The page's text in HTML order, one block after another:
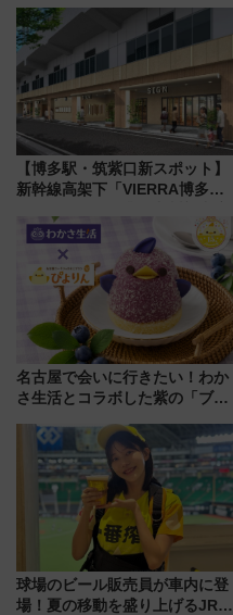
【博多駅・筑紫口新スポット】
新幹線高架下「VIERRA博多テ
など注目の全6店舗 「博多活憩
通り」も一新
名古屋で会いに行きたい！わか
さ生活とコラボした紫の「ブル
球場のビール販売員が車内に登
場！夏の移動を盛り上げるJR九